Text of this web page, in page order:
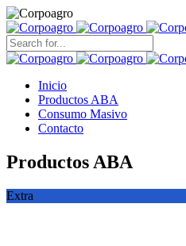
Search
for:
Inicio
Productos ABA
Consumo Masivo
Contacto
Productos ABA
Extra